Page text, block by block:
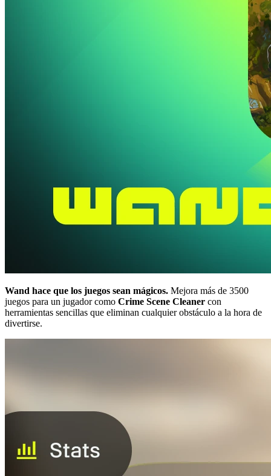
Wand hace que los juegos sean mágicos. Mejora más de 3500
juegos para un jugador como Crime Scene Cleaner con
herramientas sencillas que eliminan cualquier obstáculo a la hora de
divertirse.